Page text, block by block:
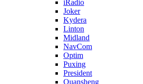
iRadio
Joker
Kydera
Linton
Midland
NavCom
Optim
Puxing
President
Quansheng